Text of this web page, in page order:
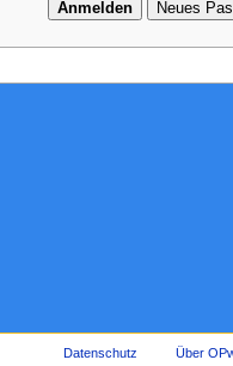
Datenschutz Über